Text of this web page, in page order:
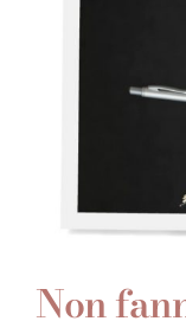
Non